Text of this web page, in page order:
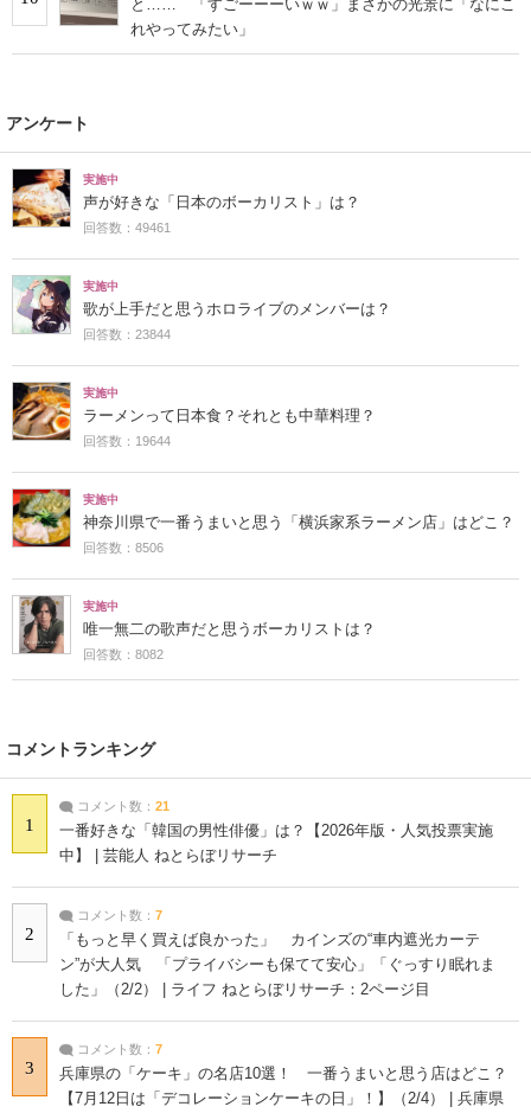
と…… 「すごーーーいｗｗ」まさかの光景に「なにこ
れやってみたい」
アンケート
実施中
声が好きな「日本のボーカリスト」は？
回答数：49461
実施中
歌が上手だと思うホロライブのメンバーは？
回答数：23844
実施中
ラーメンって日本食？それとも中華料理？
回答数：19644
実施中
神奈川県で一番うまいと思う「横浜家系ラーメン店」はどこ？
回答数：8506
実施中
唯一無二の歌声だと思うボーカリストは？
回答数：8082
コメントランキング
1
コメント数： 21
一番好きな「韓国の男性俳優」は？【2026年版・人気投票実施
中】 | 芸能人 ねとらぼリサーチ
2
コメント数： 7
「もっと早く買えば良かった」 カインズの“車内遮光カーテ
ン”が大人気 「プライバシーも保てて安心」「ぐっすり眠れま
した」（2/2） | ライフ ねとらぼリサーチ：2ページ目
3
コメント数： 7
兵庫県の「ケーキ」の名店10選！ 一番うまいと思う店はどこ？
【7月12日は「デコレーションケーキの日」！】（2/4） | 兵庫県